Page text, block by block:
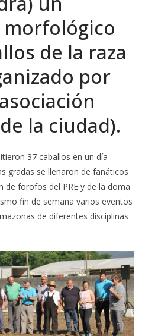
de la raza
por
la ciudad).
37 caballos en un día
gradas se llenaron de fanáticos
de forofos del PRE y de la doma
fin de semana varios eventos
de diferentes disciplinas